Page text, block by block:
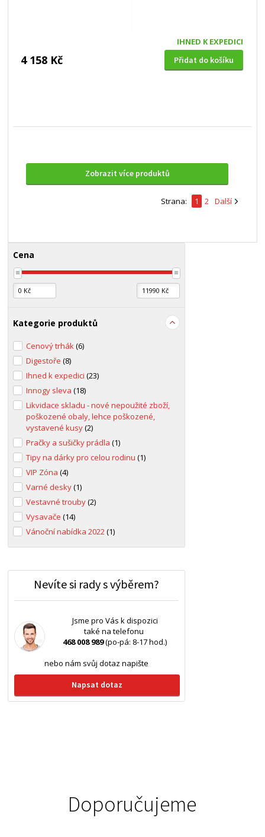
IHNED K EXPEDICI
4 158 Kč Přidat do košíku
Zobrazit více produktů
Strana: 1 2 Další
Cena
Kategorie produktů
Cenový trhák(6)
Digestoře(8)
Ihned k expedici(23)
Innogy sleva(18)
Likvidace skladu - nové nepoužité zboží,
poškozené obaly, lehce poškozené,
vystavené kusy(2)
Pračky a sušičky prádla(1)
Tipy na dárky pro celou rodinu(1)
VIP Zóna(4)
Varné desky(1)
Vestavné trouby(2)
Vysavače(14)
Vánoční nabídka 2022(1)
Nevíte si rady s výběrem?
Jsme pro Vás k dispozici
také na telefonu
468 008 989(po-pá: 8-17 hod.)
nebo nám svůj dotaz napište
Napsat dotaz
Doporučujeme